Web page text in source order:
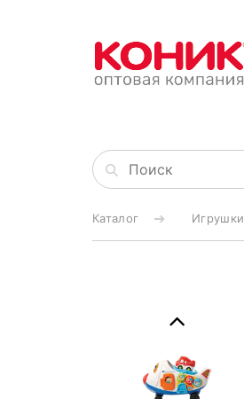
Каталог Игрушки